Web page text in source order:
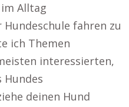
Alltag
fahren zu
ich Themen
interessierten,
Hundes
deinen Hund